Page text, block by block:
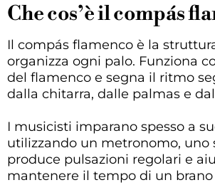
Che cos’è il compás
Il compás flamenco è la
organizza ogni palo. Funziona
del flamenco e segna il ritmo
dalla chitarra, dalle palmas e
I musicisti imparano spesso a
utilizzando un metronomo, uno
produce pulsazioni regolari e
mantenere il tempo di un brano